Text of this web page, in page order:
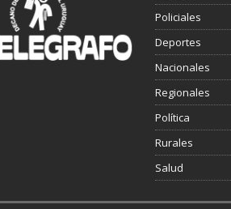
Policiales
Deportes
Nacionales
Regionales
Política
Rurales
Salud